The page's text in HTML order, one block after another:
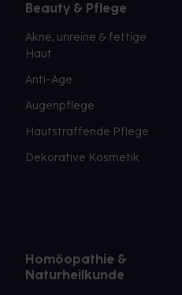
Beauty & Pflege
Akne, unreine & fettige
Haut
Anti-Age
Augenpflege
Hautstraffende Pflege
Dekorative Kosmetik
Homöopathie &
Naturheilkunde